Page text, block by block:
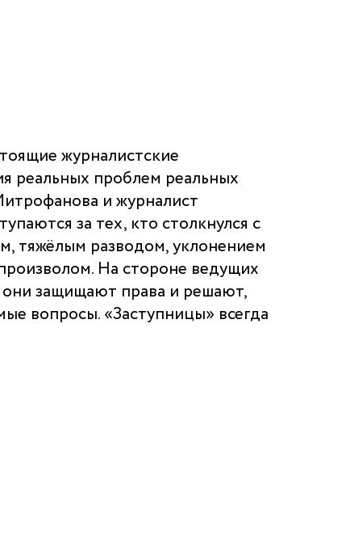
журналистские
реальных проблем реальных
и журналист
за тех, кто столкнулся с
тяжёлым разводом, уклонением
На стороне ведущих
защищают права и решают,
вопросы. «Заступницы» всегда